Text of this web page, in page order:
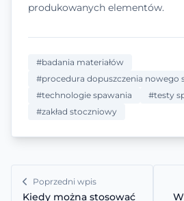
produkowanych elementów.
#badania materiałów
#procedura dopuszczenia nowego
#technologie spawania
#testy
#zakład stoczniowy
Poprzedni wpis
Kiedy można stosować